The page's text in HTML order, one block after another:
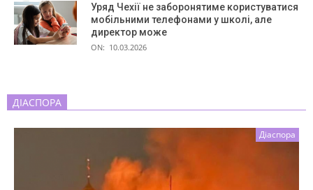
Уряд Чехії не заборонятиме користуватися
мобільними телефонами у школі, але
директор може
ON: 10.03.2026
ДІАСПОРА
Діаспора